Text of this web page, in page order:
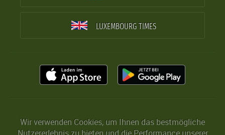
LUXEMBOURG TIMES
Wir verwenden Cookies, um Ihnen das bestmögliche
Nutzererlebnis zu bieten und die Performance unserer